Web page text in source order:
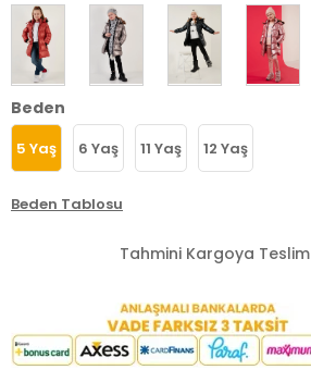
Beden
5 Yaş 6 Yaş 11 Yaş 12 Yaş
Beden Tablosu
Tahmini Kargoya Teslim